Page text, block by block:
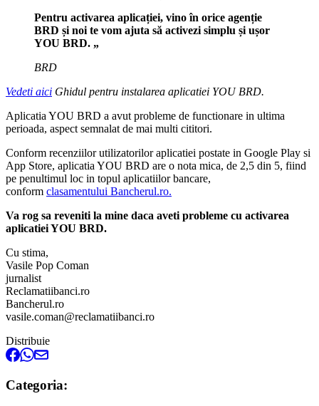
Pentru activarea aplicației, vino în orice agenție
BRD și noi te vom ajuta să activezi simplu și ușor
YOU BRD. „
BRD
Vedeti aici Ghidul pentru instalarea aplicatiei YOU BRD.
Aplicatia YOU BRD a avut probleme de functionare in ultima
perioada, aspect semnalat de mai multi cititori.
Conform recenziilor utilizatorilor aplicatiei postate in Google Play si
App Store, aplicatia YOU BRD are o nota mica, de 2,5 din 5, fiind
pe penultimul loc in topul aplicatiilor bancare,
conform clasamentului Bancherul.ro.
Va rog sa reveniti la mine daca aveti probleme cu activarea
aplicatiei YOU BRD.
Cu stima,
Vasile Pop Coman
jurnalist
Reclamatiibanci.ro
Bancherul.ro
vasile.coman@reclamatiibanci.ro
Distribuie
Categoria: